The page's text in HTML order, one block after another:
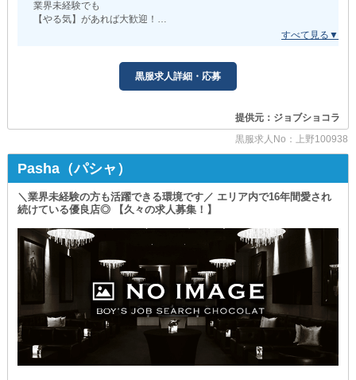
収入は頑張り次第でどんどんUP◎
お給料は日払い可能◎
金欠に悩むことのない
◆プライベートを最優先◆
￣￣￣￣￣￣￣￣￣￣￣￣
出勤ペースは《週2～3日》でOK◎
私生活とも無理なく両立できるため
掛け持ちやWワークにも最適です。
本業の給与に＋αして
さらなる高収入を目指しましょう！
◆スタッフ目線で揃えた高待遇◆
従業員が少しでも快適に働けるよう
さまざまなサポートを行っています。
業界未経験でも
【やる気】があれば大歓迎！
もちろん、経験のある方には各種優遇あり！
前店の条件やあなたのスキルなどを最大限考慮して
《お得に使える寮完備》
《まかないを無料でご提供》
《車通勤OK（駐車場完備）》
《制服を無料で貸し出し》
《大入り手当あり》
など、たくさんのメリットをご用意。
スタッフのことを第一に考えているお店だから
他店にはない豊富な高待遇を揃えているんです。
また法令遵守店なので
路上でのキャッチや違法営業は一切ありません！
▼ 自分のお店を持ちたい方、必見！
￣￣￣￣￣￣￣￣￣￣￣￣￣￣￣￣￣￣￣
1からお店作りや運営のあれこれを学ぶことができるため
あなたのスキルアップに繋がることをお約束します。
黒服求人詳細・応募
提供元：ジョブショコラ
黒服求人No：上野100938
Pasha（パシャ）
＼業界未経験の方も活躍できる環境です／ エリア内で16年間愛され
続けている優良店◎ 【久々の求人募集！】